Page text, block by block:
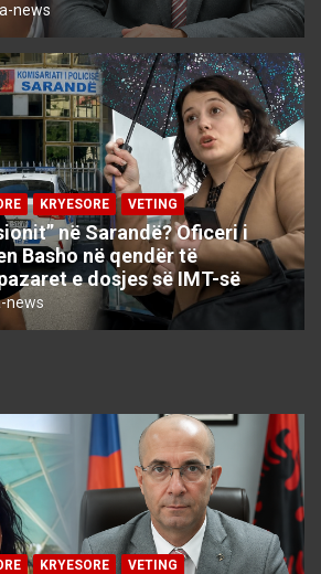
news
KRYESORE VETING
në Sarandë? Oficeri i
Basho në qendër të
e dosjes së IMT-së
news
KRYESORE VETING